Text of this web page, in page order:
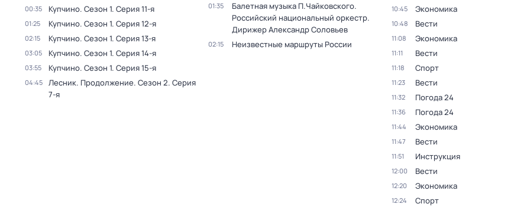
00:35 Купчино. Сезон 1. Серия 11-я
01:25 Купчино. Сезон 1. Серия 12-я
02:15 Купчино. Сезон 1. Серия 13-я
03:05 Купчино. Сезон 1. Серия 14-я
03:55 Купчино. Сезон 1. Серия 15-я
04:45 Лесник. Продолжение. Сезон 2. Серия
7-я
01:35
Балетная музыка П.Чайковского.
Российский национальный оркестр.
Дирижер Александр Соловьев
02:15 Неизвестные маршруты России
10:45 Экономика
10:48 Вести
11:08 Экономика
11:11 Вести
11:18 Спорт
11:23 Вести
11:32 Погода 24
11:36 Погода 24
11:44 Экономика
11:47 Вести
11:51 Инструкция
12:00 Вести
12:20 Экономика
12:24 Спорт